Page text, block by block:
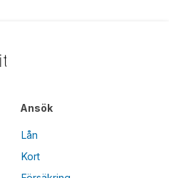
Ansök
Lån
Kort